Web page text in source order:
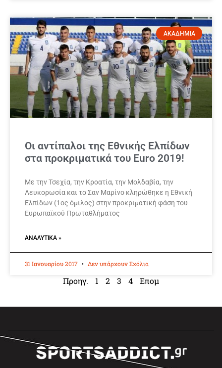
ΑΚΑΔΗΜΙΑ
Οι αντίπαλοι της Εθνικής Ελπίδων
στα προκριματικά του Euro 2019!
Με την Τσεχία, την Κροατία, την Μολδαβία, την
Λευκορωσία και το Σαν Μαρίνο κληρώθηκε η Εθνική
Ελπίδων (1ος όμιλος) στην προκριματική φάση του
Ευρωπαϊκού Πρωταθλήματος
ΑΝΑΛΥΤΙΚΆ »
31 Ιανουαρίου 2017 Δεν υπάρχουν Σχόλια
Προηγ. 1 2 3 4 Επομ